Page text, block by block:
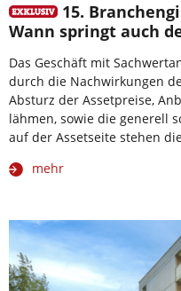
15.
Wann springt auch
Das Geschäft mit
durch die Nachwirkungen
Absturz der Assetpreise,
lähmen, sowie die generell
auf der Assetseite stehen
mehr